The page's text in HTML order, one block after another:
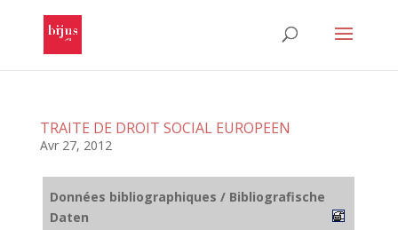
TRAITE DE DROIT SOCIAL EUROPEEN
Avr 27, 2012
Données bibliographiques / Bibliografische
Daten